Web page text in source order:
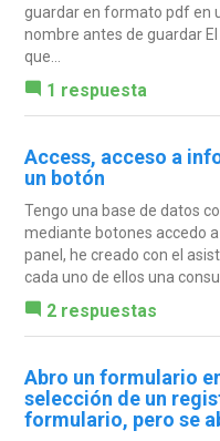
guardar en formato pdf en
nombre antes de guardar
que...
1 respuesta
Access, acceso a
un botón
Tengo una base de datos
mediante botones accedo
panel, he creado con el
cada uno de ellos una
2 respuestas
Abro un formulario
selección de un
formulario, pero se